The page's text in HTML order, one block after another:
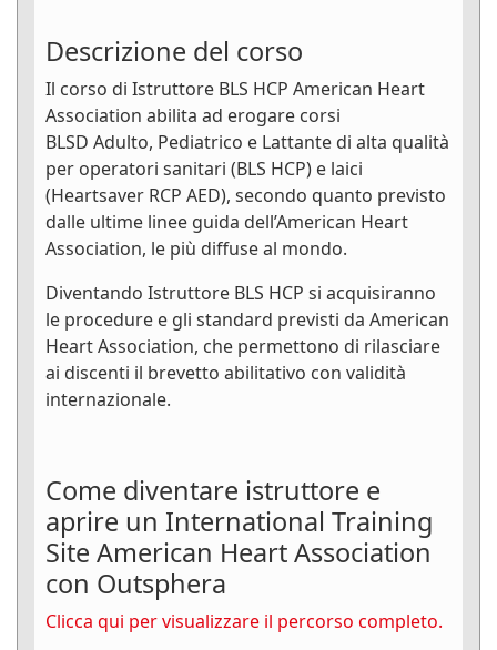
Descrizione del corso
Il corso di Istruttore BLS HCP American Heart
Association abilita ad erogare corsi
BLSD Adulto, Pediatrico e Lattante di alta qualità
per operatori sanitari (BLS HCP) e laici
(Heartsaver RCP AED), secondo quanto previsto
dalle ultime linee guida dell’American Heart
Association, le più diffuse al mondo.
Diventando Istruttore BLS HCP si acquisiranno
le procedure e gli standard previsti da American
Heart Association, che permettono di rilasciare
ai discenti il brevetto abilitativo con validità
internazionale.
Come diventare istruttore e
aprire un International Training
Site American Heart Association
con Outsphera
Clicca qui per visualizzare il percorso completo.